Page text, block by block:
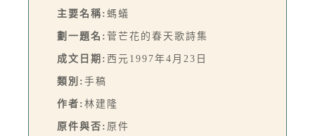
主要名稱: 螞蟻
劃一題名: 菅芒花的春天歌詩集
成文日期: 西元1997年4月23日
類別: 手稿
作者: 林建隆
原件與否: 原件